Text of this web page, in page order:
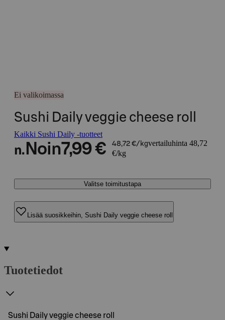
Ei valikoimassa
Sushi Daily veggie cheese roll
Kaikki Sushi Daily -tuotteet
n. Noin7,99 € 48,72 €/kgvertailuhinta 48,72
€/kg
Valitse toimitustapa
Lisää suosikkeihin, Sushi Daily veggie cheese roll
Tuotetiedot
Sushi Daily veggie cheese roll